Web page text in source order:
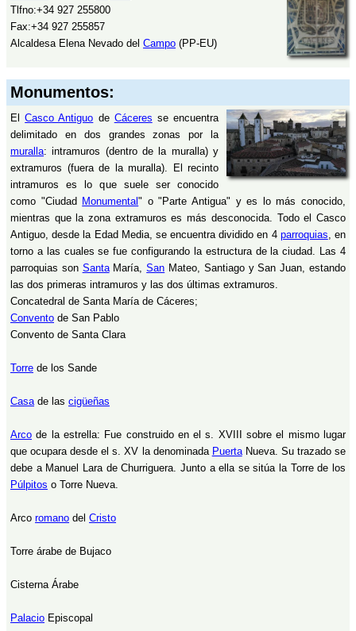
Tlfno:+34 927 255800
Fax:+34 927 255857
Alcaldesa Elena Nevado del Campo (PP-EU)
Monumentos:
ElCasco Antiguo de Cáceres se encuentra
delimitado en dos grandes zonas por la
muralla: intramuros (dentro de la muralla) y
extramuros (fuera de la muralla). El recinto
intramuros es lo que suele ser conocido
como "Ciudad Monumental" o "Parte Antigua" y es lo más conocido,
mientras que la zona extramuros es más desconocida. Todo el Casco
Antiguo, desde la Edad Media, se encuentra dividido en 4 parroquias, en
torno a las cuales se fue configurando la estructura de la ciudad. Las 4
parroquias son SantaMaría,San Mateo, Santiago y San Juan, estando
las dos primeras intramuros y las dos últimas extramuros.
Concatedral de Santa María de Cáceres;
Convento de San Pablo
Convento de Santa Clara
Torre de los Sande
Casade las cigüeñas
Arco de la estrella: Fue construido en el s. XVIII sobre el mismo lugar
que ocupara desde el s. XV la denominada PuertaNueva. Su trazado se
debe a Manuel Lara de Churriguera. Junto a ella se sitúa la Torre de los
Púlpitos o Torre Nueva.
Arco romano del Cristo
Torre árabe de Bujaco
Cisterna Árabe
Palacio Episcopal